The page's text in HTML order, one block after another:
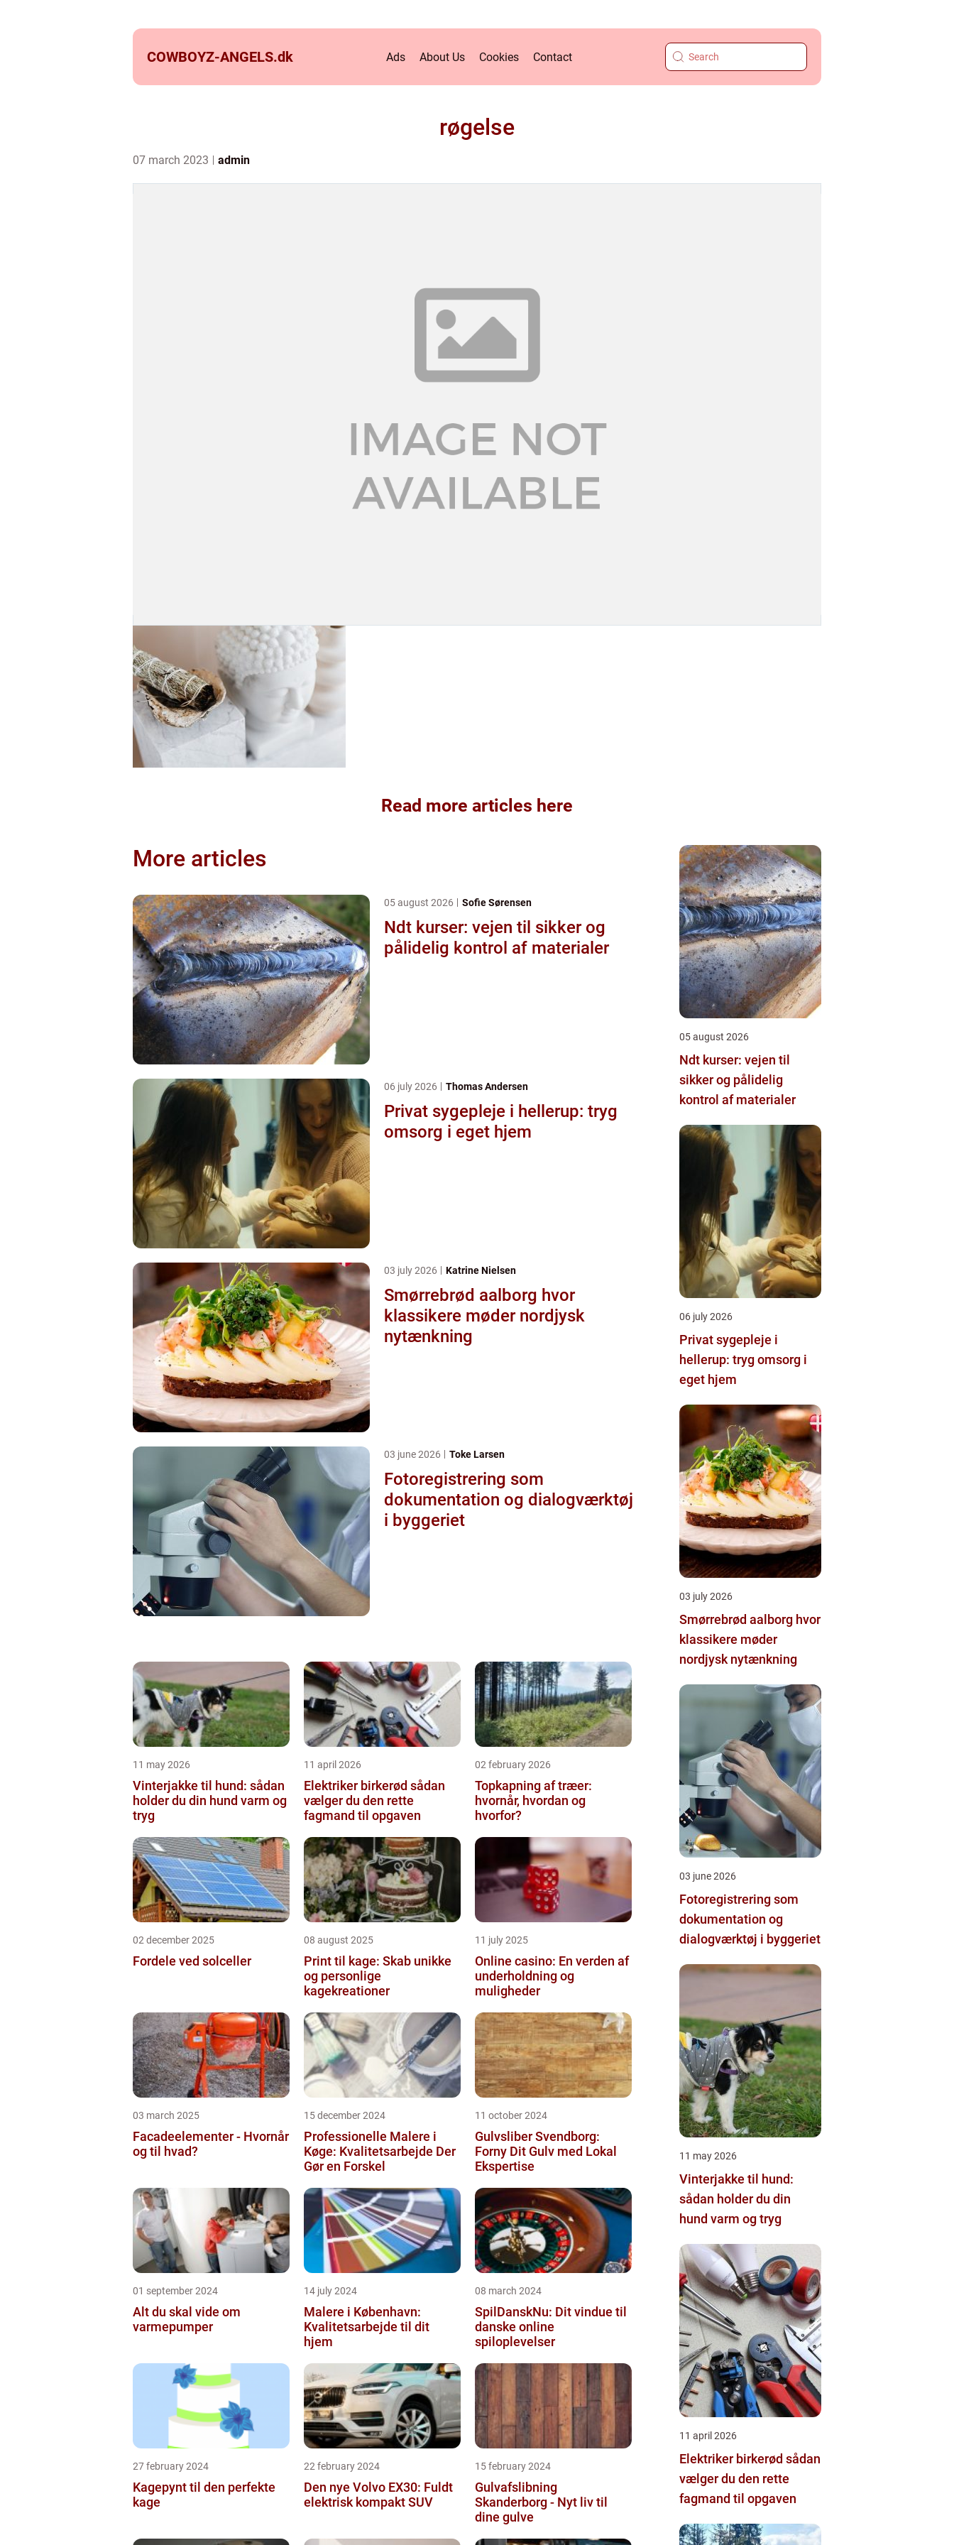
COWBOYZ-ANGELS.dk Ads About Us Cookies Contact
røgelse
07 march 2023 admin
Read more articles here
More articles
05 august 2026 Sofie Sørensen
Ndt kurser: vejen til sikker og
pålidelig kontrol af materialer
06 july 2026 Thomas Andersen
Privat sygepleje i hellerup: tryg
omsorg i eget hjem
03 july 2026 Katrine Nielsen
Smørrebrød aalborg hvor
klassikere møder nordjysk
nytænkning
03 june 2026 Toke Larsen
Fotoregistrering som
dokumentation og dialogværktøj
i byggeriet
11 may 2026
Vinterjakke til hund: sådan
holder du din hund varm og
tryg
11 april 2026
Elektriker birkerød sådan
vælger du den rette
fagmand til opgaven
02 february 2026
Topkapning af træer:
hvornår, hvordan og
hvorfor?
02 december 2025
Fordele ved solceller
08 august 2025
Print til kage: Skab unikke
og personlige
kagekreationer
11 july 2025
Online casino: En verden af
underholdning og
muligheder
03 march 2025
Facadeelementer - Hvornår
og til hvad?
15 december 2024
Professionelle Malere i
Køge: Kvalitetsarbejde Der
Gør en Forskel
11 october 2024
Gulvsliber Svendborg:
Forny Dit Gulv med Lokal
Ekspertise
01 september 2024
Alt du skal vide om
varmepumper
14 july 2024
Malere i København:
Kvalitetsarbejde til dit
hjem
08 march 2024
SpilDanskNu: Dit vindue til
danske online
spiloplevelser
27 february 2024
Kagepynt til den perfekte
kage
22 february 2024
Den nye Volvo EX30: Fuldt
elektrisk kompakt SUV
15 february 2024
Gulvafslibning
Skanderborg - Nyt liv til
dine gulve
05 august 2026
Ndt kurser: vejen til
sikker og pålidelig
kontrol af materialer
06 july 2026
Privat sygepleje i
hellerup: tryg omsorg i
eget hjem
03 july 2026
Smørrebrød aalborg hvor
klassikere møder
nordjysk nytænkning
03 june 2026
Fotoregistrering som
dokumentation og
dialogværktøj i byggeriet
11 may 2026
Vinterjakke til hund:
sådan holder du din
hund varm og tryg
11 april 2026
Elektriker birkerød sådan
vælger du den rette
fagmand til opgaven